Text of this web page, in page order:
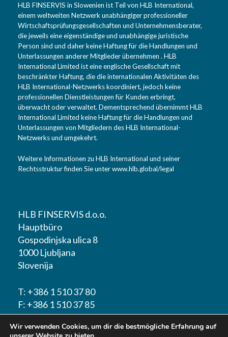
HLB FINSERVIS in Slowenien ist Teil von HLB International,
einem weltweiten Netzwerk unabhängiger professioneller
Wirtschaftsprüfungsgesellschaften und Unternehmensberater,
die jeweils eine eigenständige und unabhängige juristische
Person sind und daher keine Haftung für die Handlungen und
Unterlassungen anderer Mitglieder übernehmen . HLB
International Limited ist eine englische Gesellschaft mit
beschränkter Haftung, die die internationalen Aktivitäten des
HLB International-Netzwerks koordiniert, jedoch keine
professionellen Dienstleistungen für Kunden erbringt,
überwacht oder verwaltet. Dementsprechend übernimmt HLB
International Limited keine Haftung für die Handlungen und
Unterlassungen von Mitgliedern des HLB International-
Netzwerks und umgekehrt.
Weitere Informationen zu HLB International und seiner
Rechtsstruktur finden Sie unterwww.hlb.global/legal
HLB FINSERVIS d.o.o.
Hauptbüro
Gospodinjska ulica 8
1000 Ljubljana
Slovenija
T: +386 1 510 37 80
F: +386 1 510 37 85
E-mail:info@hlbfinservis.com
Wir verwenden Cookies, um dir die bestmögliche Erfahrung auf